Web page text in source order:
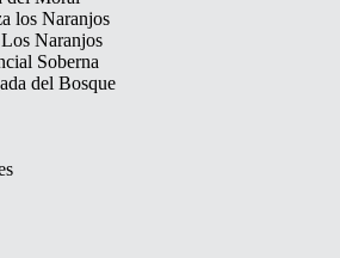
los Naranjos
Naranjos
Soberna
del Bosque